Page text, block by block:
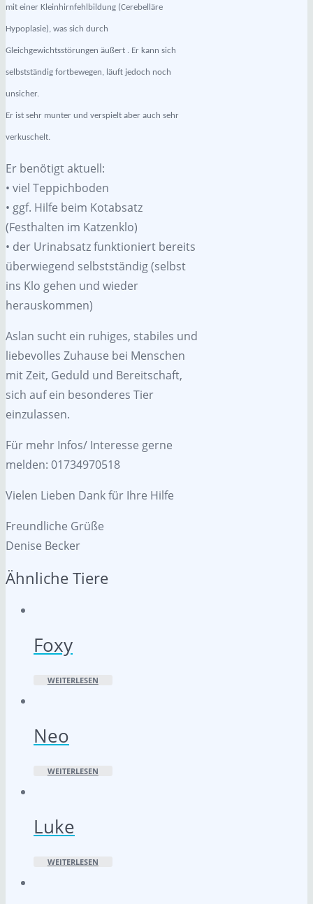
mit einer Kleinhirnfehlbildung (Cerebelläre
Hypoplasie), was sich durch
Gleichgewichtsstörungen äußert . Er kann sich
selbstständig fortbewegen, läuft jedoch noch
unsicher.
Er ist sehr munter und verspielt aber auch sehr
verkuschelt.
Er benötigt aktuell:
• viel Teppichboden
• ggf. Hilfe beim Kotabsatz
(Festhalten im Katzenklo)
• der Urinabsatz funktioniert bereits
überwiegend selbstständig (selbst
ins Klo gehen und wieder
herauskommen)
Aslan sucht ein ruhiges, stabiles und
liebevolles Zuhause bei Menschen
mit Zeit, Geduld und Bereitschaft,
sich auf ein besonderes Tier
einzulassen.
Für mehr Infos/ Interesse gerne
melden: 01734970518
Vielen Lieben Dank für Ihre Hilfe
Freundliche Grüße
Denise Becker
Ähnliche Tiere
Foxy
WEITERLESEN
Neo
WEITERLESEN
Luke
WEITERLESEN